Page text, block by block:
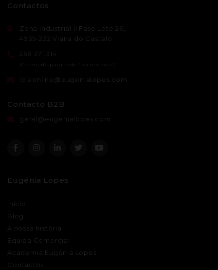
Contactos
Zona Industrial II Fase Lote 26,
4935-232 Viana do Castelo
258 371 314
lojaonline@eugenialopes.com
Contacto B2B
geral@eugenialopes.com
Eugénia Lopes
Início
Blog
A nossa história
Equipa Comercial
Academia Eugénia Lopes
Contactos